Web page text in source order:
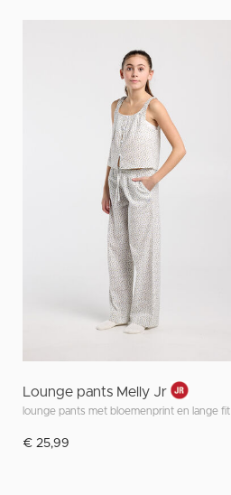
Lounge pants Melly Jr
lounge pants met bloemenprint en lange fit
€ 25,99